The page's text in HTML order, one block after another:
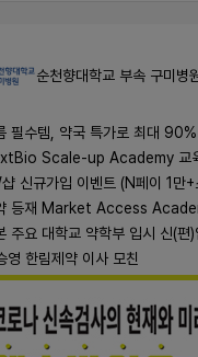
필수템, 약국 특가로 최대
Scale-up Academy 교
신규가입 이벤트 (N페이 1만+
등재 Market Access
주요 대학교 약학부 입시 신(편)
영 한림제약 이사 모친